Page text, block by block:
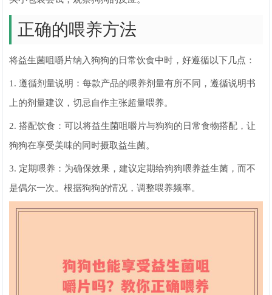
正确的喂养方法
将益生菌咀嚼片纳入狗狗的日常饮食中时，好遵循以下几点：
1. 遵循剂量说明：每款产品的喂养剂量有所不同，遵循说明书
上的剂量建议，切忌自作主张超量喂养。
2. 搭配饮食：可以将益生菌咀嚼片与狗狗的日常食物搭配，让
狗狗在享受美味的同时摄取益生菌。
3. 定期喂养：为确保效果，建议定期给狗狗喂养益生菌，而不
是偶尔一次。根据狗狗的情况，调整喂养频率。